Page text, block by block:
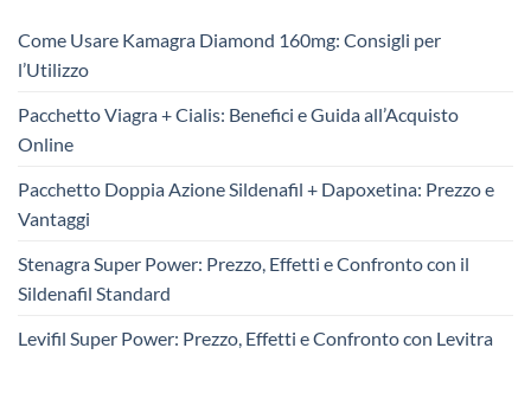
Come Usare Kamagra Diamond 160mg: Consigli per
l’Utilizzo
Pacchetto Viagra + Cialis: Benefici e Guida all’Acquisto
Online
Pacchetto Doppia Azione Sildenafil + Dapoxetina: Prezzo e
Vantaggi
Stenagra Super Power: Prezzo, Effetti e Confronto con il
Sildenafil Standard
Levifil Super Power: Prezzo, Effetti e Confronto con Levitra